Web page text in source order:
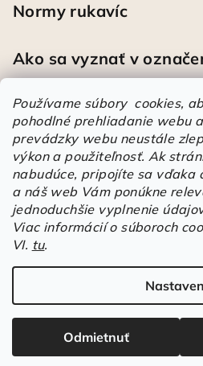
Používame súbory cookies,
pohodlné prehliadanie webu
prevádzky webu neustále
výkon a použiteľnosť. Ak
nabudúce, pripojíte sa vďaka
a náš web Vám ponúkne
jednoduchšie vyplnenie
Viac informácií o súboroch
VI. tu.
Odmietnuť
Normy rukavíc
Ako sa vyznať v
Heureka
Hodnotenie produktu je 5
| Mária
Á
u
e
r
s
Elstrote®. Všetky
nastavenie